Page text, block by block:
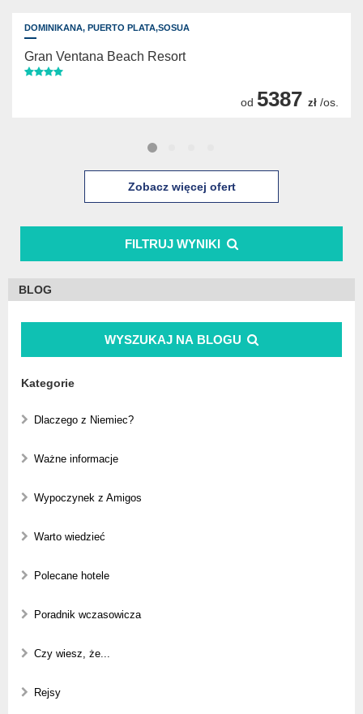
BLOG
WYSZUKAJ NA BLOGU
Kategorie
Dlaczego z Niemiec?
Ważne informacje
Wypoczynek z Amigos
Warto wiedzieć
Polecane hotele
Poradnik wczasowicza
Czy wiesz, że...
Rejsy
FILTRUJ WYNIKI
DOMINIKANA, PUERTO PLATA,SOSUA
Gran Ventana Beach Resort
od 5387 zł /os.
Zobacz więcej ofert